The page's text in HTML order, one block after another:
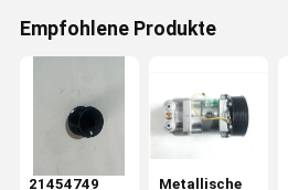
Empfohlene Produkte
21454749
Metallische